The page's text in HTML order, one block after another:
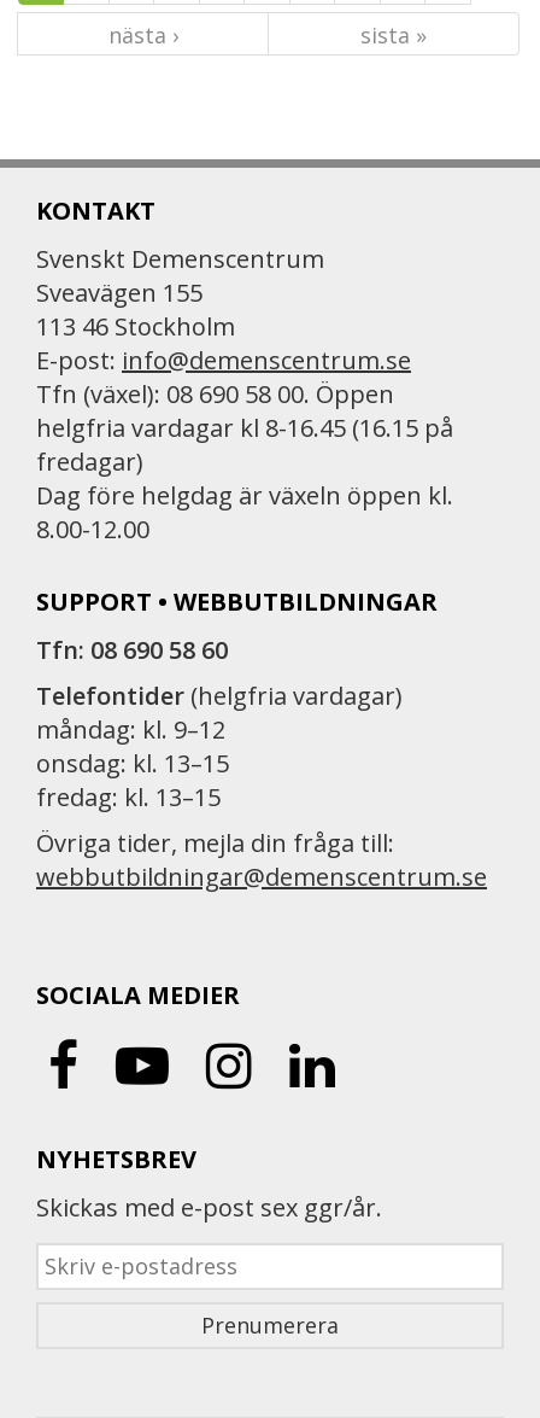
nästa ›
sista »
KONTAKT
Svenskt Demenscentrum
Sveavägen 155
113 46 Stockholm
E-post: info@demenscentrum.se
Tfn (växel): 08 690 58 00. Öppen
helgfria vardagar kl 8-16.45 (16.15 på
fredagar)
Dag före helgdag är växeln öppen kl.
8.00-12.00
SUPPORT • WEBBUTBILDNINGAR
Tfn: 08 690 58 60
Telefontider (helgfria vardagar)
måndag: kl. 9–12
onsdag: kl. 13–15
fredag: kl. 13–15
Övriga tider, mejla din fråga till:
webbutbildningar@demenscentrum.se
SOCIALA MEDIER
NYHETSBREV
Skickas med e-post sex ggr/år.